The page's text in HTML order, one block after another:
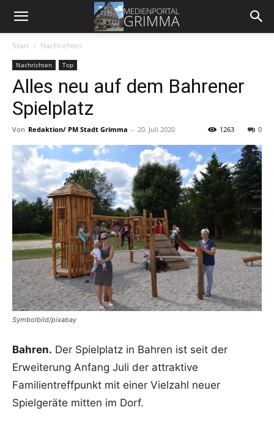
Start Nachrichten
Nachrichten Top
Alles neu auf dem Bahrener
Spielplatz
Von Redaktion/ PM Stadt Grimma - 20. Juli 2020 0
1263
Symbolbild/pixabay
Bahren. Der Spielplatz in Bahren ist seit der
Erweiterung Anfang Juli der attraktive
Familientreffpunkt mit einer Vielzahl neuer
Spielgeräte mitten im Dorf.